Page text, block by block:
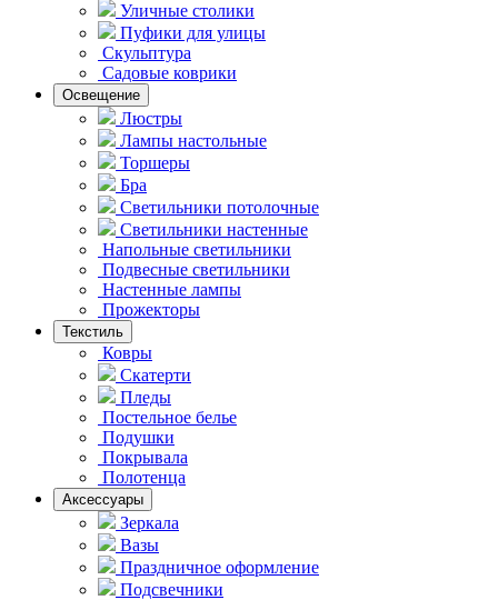
Уличные столики
Пуфики для улицы
Скульптура
Садовые коврики
Освещение
Люстры
Лампы настольные
Торшеры
Бра
Светильники потолочные
Светильники настенные
Напольные светильники
Подвесные светильники
Hастенные лампы
Прожекторы
Текстиль
Ковры
Скатерти
Пледы
Постельное белье
Подушки
Покрывала
Полотенца
Аксессуары
Зеркала
Вазы
Праздничное оформление
Подсвечники